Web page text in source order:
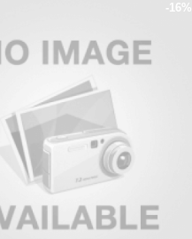
-16%